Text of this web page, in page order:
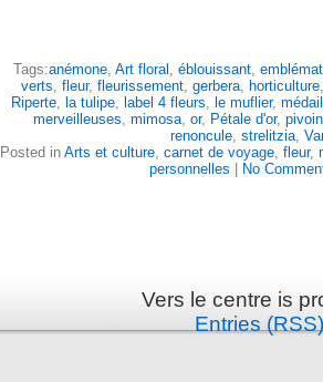
Tags:anémone Art floral éblouissant
verts fleur, fleurissement gerbera horticulture
Riperte la tulipe label 4 fleurs le muflier,
merveilleuses mimosa or, Pétale d'or,
renoncule strelitzia
Posted in Arts et culture carnet de voyage fleur,
personnelles | No
Vers le centre is
Entries (RSS)